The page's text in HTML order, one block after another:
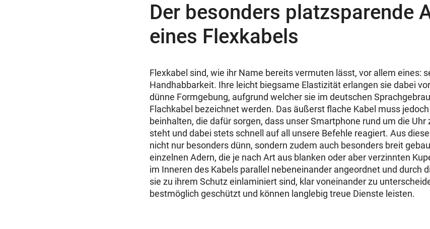
Der besonders platzsparende
eines Flexkabels
Flexkabel sind, wie ihr Name bereits vermuten lässt, vor allem eines:
Handhabbarkeit. Ihre leicht biegsame Elastizität erlangen sie dabei
dünne Formgebung, aufgrund welcher sie im deutschen
Flachkabel bezeichnet werden. Das äußerst flache Kabel muss
beinhalten, die dafür sorgen, dass unser Smartphone rund um die Uhr
steht und dabei stets schnell auf all unsere Befehle reagiert. Aus
nicht nur besonders dünn, sondern zudem auch besonders breit
einzelnen Adern, die je nach Art aus blanken oder aber verzinnten
im Inneren des Kabels parallel nebeneinander angeordnet und durch
sie zu ihrem Schutz einlaminiert sind, klar voneinander zu
bestmöglich geschützt und können langlebig treue Dienste leisten.